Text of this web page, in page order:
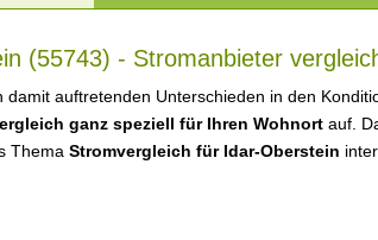
(55743) - Stromanbieter
damit auftretenden Unterschieden in den
ganz speziell für Ihren Wohnort auf.
Thema Stromvergleich für Idar-Oberstein